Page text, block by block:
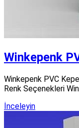
Winkepenk
Winkepenk PVC
Renk Seçenekleri
İnceleyin